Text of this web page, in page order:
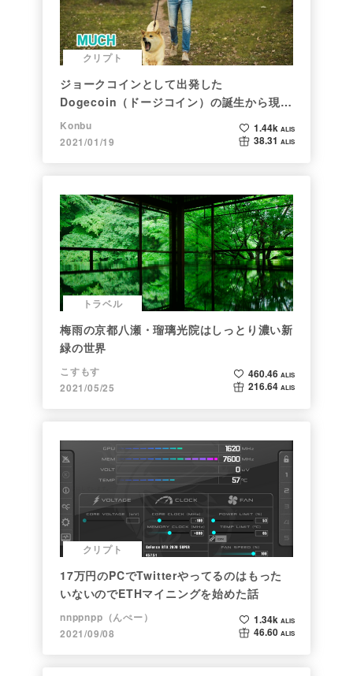
クリプト
ジョークコインとして出発した
Dogecoin（ドージコイン）の誕生から現在
まで。注目される非証券性🐶
Konbu
2021/01/19
1.44k ALIS
38.31 ALIS
トラベル
梅雨の京都八瀬・瑠璃光院はしっとり濃い新
緑の世界
こすもす
2021/05/25
460.46 ALIS
216.64 ALIS
クリプト
17万円のPCでTwitterやってるのはもった
いないのでETHマイニングを始めた話
nnppnpp（んぺー）
2021/09/08
1.34k ALIS
46.60 ALIS